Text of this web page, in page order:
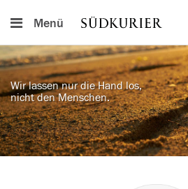
Menü
Wir lassen nur die Hand los,
nicht den Menschen.